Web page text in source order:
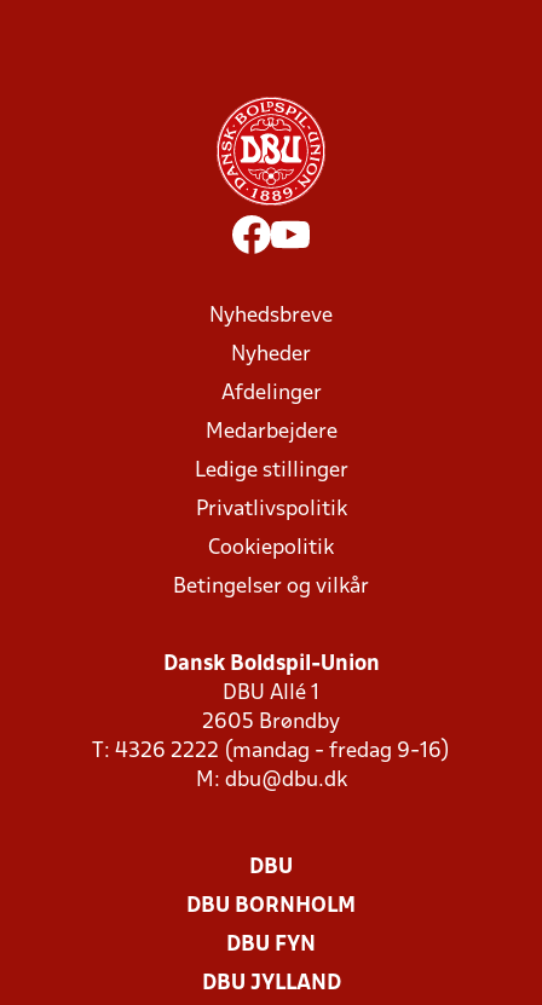
Nyhedsbreve
Nyheder
Afdelinger
Medarbejdere
Ledige stillinger
Privatlivspolitik
Cookiepolitik
Betingelser og vilkår
Dansk Boldspil-Union
DBU Allé 1
2605 Brøndby
T: 4326 2222 (mandag - fredag 9-16)
M: dbu@dbu.dk
DBU
DBU BORNHOLM
DBU FYN
DBU JYLLAND